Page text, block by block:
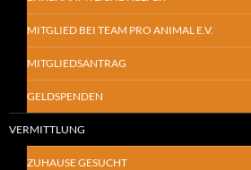
MITGLIED BEI TEAM PRO ANIMAL E.V.
MITGLIEDSANTRAG
GELDSPENDEN
VERMITTLUNG
ZUHAUSE GESUCHT